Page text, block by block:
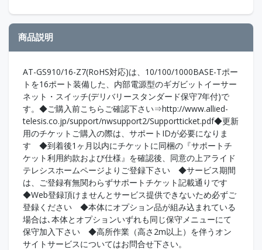
商品説明
AT-GS910/16-Z7(RoHS対応)は、10/100/1000BASE-Tポー
トを16ポート装備した、内部電源型のギガビットイーサー
ネット・スイッチ(デリバリースタンダード保守7年付)で
す。◆ご購入前こちらご確認下さい⇒http://www.allied-
telesis.co.jp/support/nwsupport2/Supportticket.pdf◆更新
用のチケットご購入の際は、サポートIDが必要になりま
す ◆到着後1ヶ月以内にチケットに同梱の『サポートチ
ケット利用約款および仕様』を確認後、同意の上アライド
テレシスホームページよりご登録下さい ◆サービス期間
は、ご登録有無関わらずサポートチケット記載通りです
◆Web登録頂けませんとサービス提供できないため必ずご
登録ください ◆本体にオプション品が組み込まれている
場合は､本体とオプションいずれも同じ保守メニューにて
保守加入下さい ◆高所作業（高さ2m以上）を伴うオン
サイトサービスについてはお問合せ下さい。